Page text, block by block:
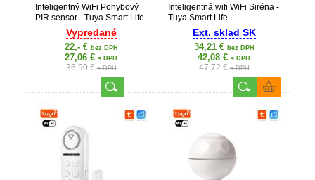
Inteligentný WiFi Pohybový
PIR sensor - Tuya Smart Life
Vypredané
22,- € bez DPH
27,06 € s DPH
36,90 €s DPH
Inteligentná wifi WiFi Siréna -
Tuya Smart Life
Ext. sklad SK
34,21 € bez DPH
42,08 € s DPH
47,72 €s DPH